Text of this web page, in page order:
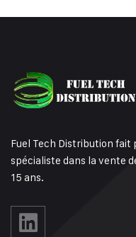
Fuel Tech Distribution fait
spécialiste dans la vente
15 ans.